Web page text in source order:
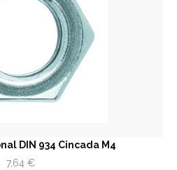
DIN 934 Cincada M4
7,64 €